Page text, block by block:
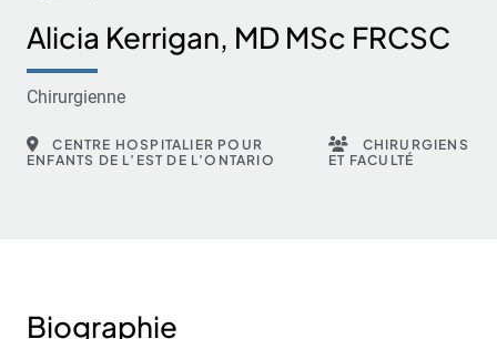
Alicia Kerrigan, MD MSc FRCSC
Chirurgienne
CENTRE HOSPITALIER POUR
ENFANTS DE L’EST DE L’ONTARIO
CHIRURGIENS
ET FACULTÉ
Biographie